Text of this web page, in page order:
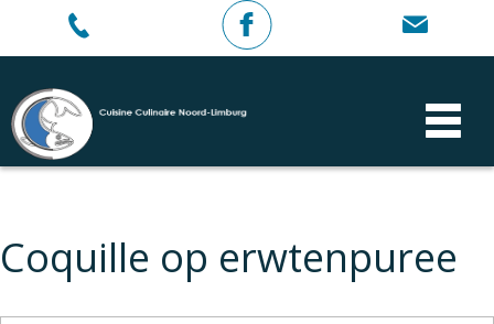
Coquille op erwtenpuree